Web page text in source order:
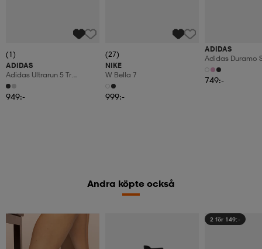
(1)
ADIDAS
Adidas Ultrarun 5 Tr
Löparskor
949:-
(27)
NIKE
W Bella 7
999:-
ADIDAS
Adidas Duramo
Löparskor
749:-
Andra köpte också
2 för 149:-